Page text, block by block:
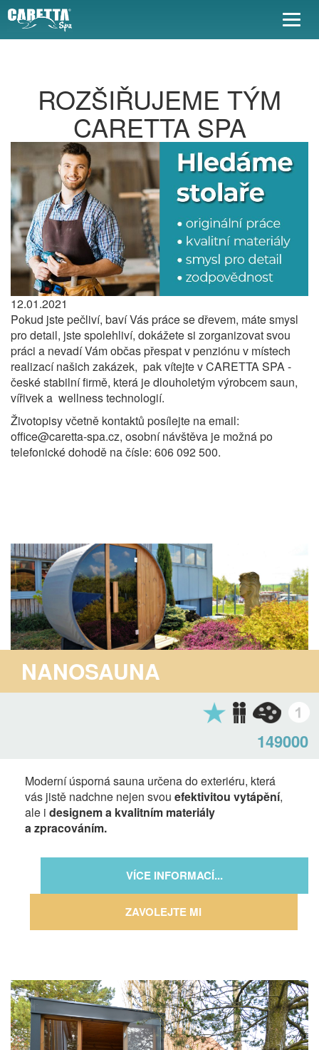
ROZŠIŘUJEME TÝM
CARETTA SPA
12.01.2021
Pokud jste pečliví, baví Vás práce se dřevem, máte smysl
pro detail, jste spolehliví, dokážete si zorganizovat svou
práci a nevadí Vám občas přespat v penziónu v místech
realizací našich zakázek, pak vítejte v CARETTA SPA -
české stabilní firmě, která je dlouholetým výrobcem saun,
vířivek a wellness technologií.
Životopisy včetně kontaktů posílejte na email:
office@caretta-spa.cz, osobní návštěva je možná po
telefonické dohodě na čísle: 606 092 500.
NANOSAUNA
149000
Moderní úsporná sauna určena do exteriéru, která
vás jistě nadchne nejen svou efektivitou vytápění,
ale i designem a kvalitním materiály
a zpracováním.
VÍCE INFORMACÍ...
ZAVOLEJTE MI